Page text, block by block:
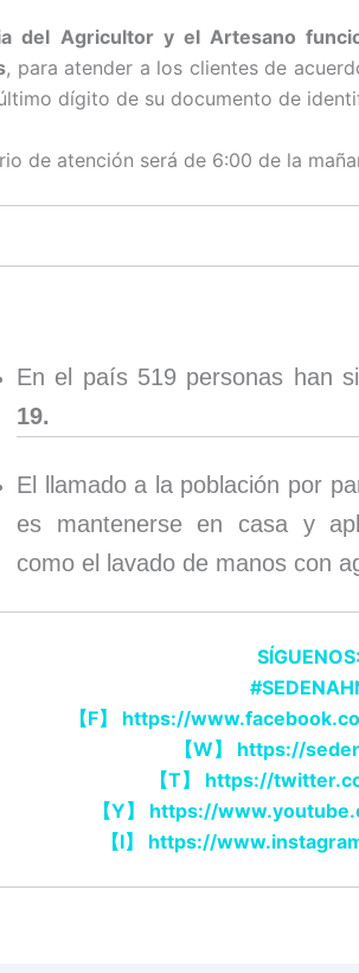
del Agricultor y el Artesano
, para atender a los clientes de
dígito de su documento de
de atención será de 6:00 de la
En el país 519 personas han
19.
El llamado a la población por
es mantenerse en casa y
como el lavado de manos con
SÍGUENOS:
【F】
https://
【W】
https://
【T】
https://
【Y】
https://
【I】 https://